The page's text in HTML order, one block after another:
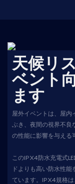
天候リ
ベント
ます
屋外イベントは、屋内
ぶき、夜間の視界不良
の性能に影響を与える
このIPX4防水充電式
ドよりも高い防水性
ています。IPX4規格